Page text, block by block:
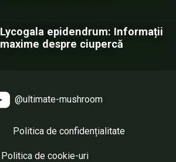
Lycogala epidendrum: Informații
maxime despre ciupercă
@ultimate-mushroom
Politica de confidențialitate
Politica de cookie-uri